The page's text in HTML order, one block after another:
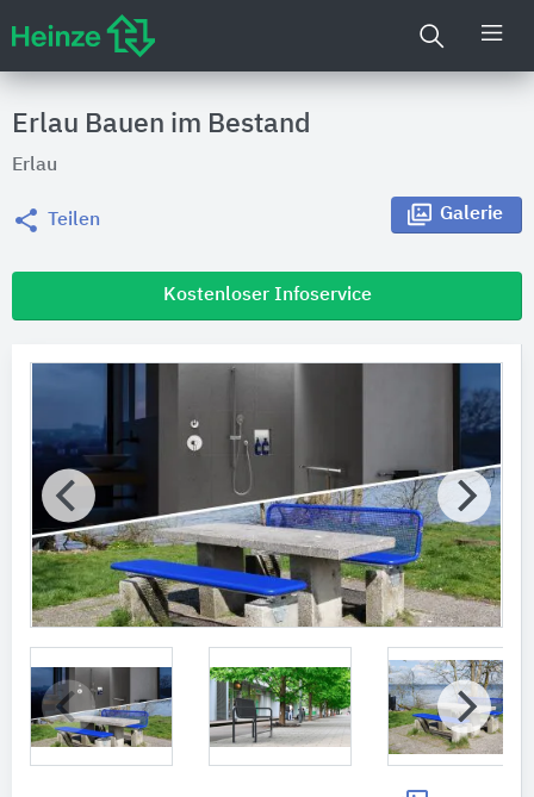
Erlau Bauen im Bestand
Erlau
Teilen Galerie
Kostenloser Infoservice